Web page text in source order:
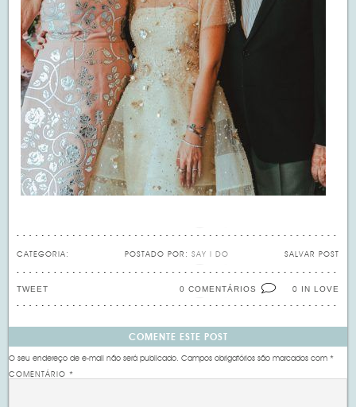
CATEGORIA: SALVAR POST
POSTADO POR: SAY I DO
0 IN LOVE
0 COMENTÁRIOS
TWEET
COMENTE ESTE POST
O seu endereço de e-mail não será publicado. Campos obrigatórios são marcados com*
COMENTÁRIO*